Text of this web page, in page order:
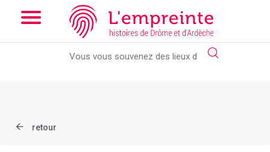
Array ( [slug] => document [ref] => bpt6k62237047 )
new slick-theme.css if you want the default styling
retour